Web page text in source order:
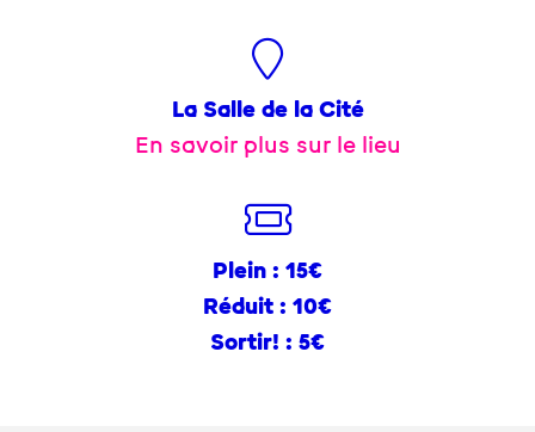
La Salle de la Cité
En savoir plus sur le lieu
Plein : 15€
Réduit : 10€
Sortir! : 5€